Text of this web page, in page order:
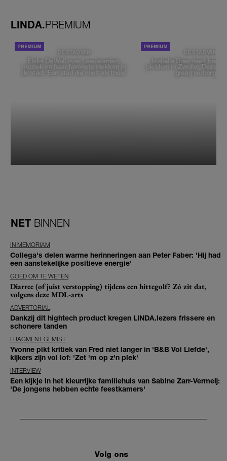
LINDA.PREMIUM
DE STAD VAN
Elske DeWall over Leeuwarden,
muziek en haar favoriete plekken in
de stad: 'Een stad die voelt als thuis'
DE STAD VAN
Isabelle Boer deelt haar
plekken in Zwolle: 'Deze
graag verborgen'
NET BINNEN
IN MEMORIAM
Collega's delen warme herinneringen aan Peter Faber: 'Hij had
een aanstekelijke positieve energie'
GOED OM TE WETEN
Diarree (of juist verstopping) tijdens een hittegolf? Zó zit dat,
volgens deze MDL-arts
ADVERTORIAL
Dankzij dit hightech product kregen LINDA.lezers frissere en
schonere tanden
FRAGMENT GEMIST
Yvonne pikt kritiek van Fred niet langer in 'B&B Vol Liefde',
kijkers zijn vol lof: 'Zet 'm op z'n plek'
INTERVIEW
Een kijkje in het kleurrijke familiehuis van Sabine Zarr-Vermeij:
'De jongens hebben echte feestkamers'
Volg ons